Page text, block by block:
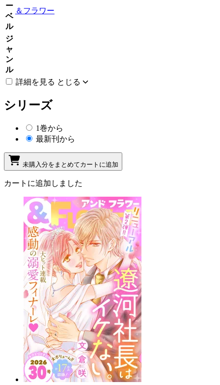
ー
ベ
ル
＆フラワー
ジ
ャ
ン
ル
詳細を見る とじる
シリーズ
1巻から
最新刊から
未購入分をまとめてカートに追加
カートに追加しました